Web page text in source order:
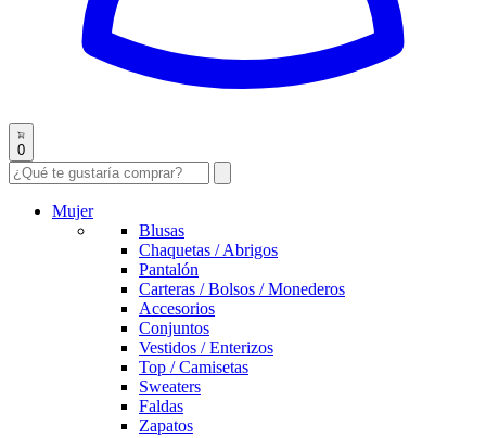
0
Mujer
Blusas
Chaquetas / Abrigos
Pantalón
Carteras / Bolsos / Monederos
Accesorios
Conjuntos
Vestidos / Enterizos
Top / Camisetas
Sweaters
Faldas
Zapatos